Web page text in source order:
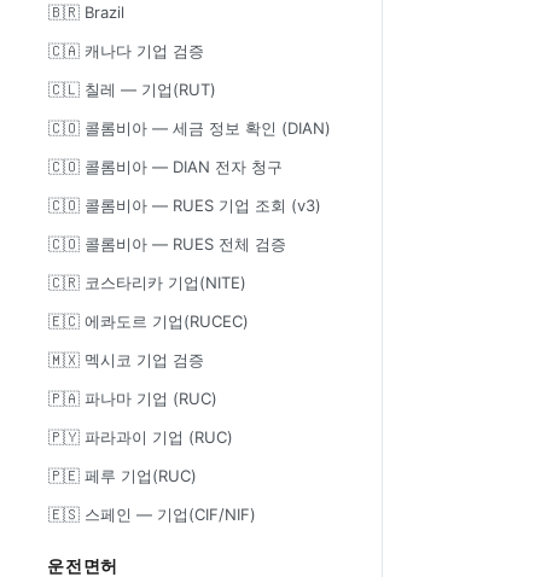
🇧🇷 Brazil
🇨🇦 캐나다 기업 검증
🇨🇱 칠레 — 기업(RUT)
🇨🇴 콜롬비아 — 세금 정보 확인 (DIAN)
🇨🇴 콜롬비아 — DIAN 전자 청구
🇨🇴 콜롬비아 — RUES 기업 조회 (v3)
🇨🇴 콜롬비아 — RUES 전체 검증
🇨🇷 코스타리카 기업(NITE)
🇪🇨 에콰도르 기업(RUCEC)
🇲🇽 멕시코 기업 검증
🇵🇦 파나마 기업 (RUC)
🇵🇾 파라과이 기업 (RUC)
🇵🇪 페루 기업(RUC)
🇪🇸 스페인 — 기업(CIF/NIF)
운전면허